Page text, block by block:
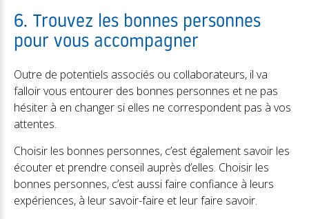
6. Trouvez les bonnes personnes
pour vous accompagner
Outre de potentiels associés ou collaborateurs, il va
falloir vous entourer des bonnes personnes et ne pas
hésiter à en changer si elles ne correspondent pas à vos
attentes.
Choisir les bonnes personnes, c’est également savoir les
écouter et prendre conseil auprès d’elles. Choisir les
bonnes personnes, c’est aussi faire confiance à leurs
expériences, à leur savoir-faire et leur faire savoir.